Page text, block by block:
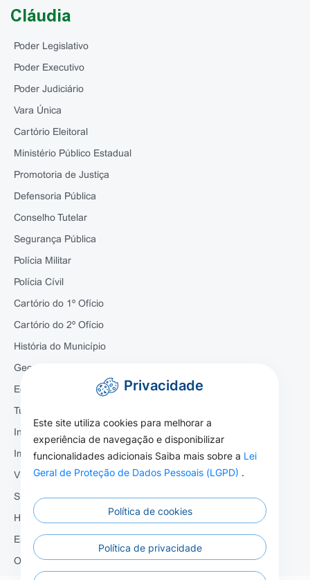
Cláudia
Poder Legislativo
Poder Executivo
Poder Judiciário
Vara Única
Cartório Eleitoral
Ministério Público Estadual
Promotoria de Justiça
Defensoria Pública
Conselho Tutelar
Segurança Pública
Polícia Militar
Polícia Cívil
Cartório do 1º Ofício
Cartório do 2º Ofício
História do Município
Geografia
Economia
Turismo
Infraestrutura
Imagens do Município
Vídeo do Município
Símbolos Municipal
Hino do Município
Emprego
Organizações da Sociedade Cívil
Privacidade
Este site utiliza cookies para melhorar a
experiência de navegação e disponibilizar
funcionalidades adicionais Saiba mais sobre a Lei
Geral de Proteção de Dados Pessoais (LGPD) .
Política de cookies
Política de privacidade